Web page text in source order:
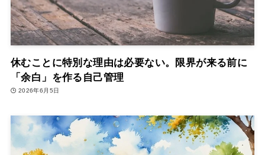
休むことに特別な理由は必要ない。限界が来る前に
「余白」を作る自己管理
2026年6月5日